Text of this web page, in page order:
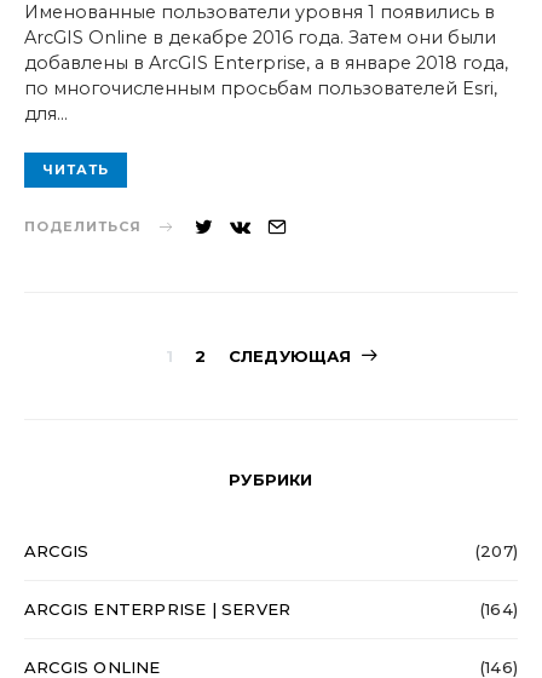
Именованные пользователи уровня 1 появились в
ArcGIS Online в декабре 2016 года. Затем они были
добавлены в ArcGIS Enterprise, а в январе 2018 года,
по многочисленным просьбам пользователей Esri,
для…
ЧИТАТЬ
ПОДЕЛИТЬСЯ
Навигация
1 2 СЛЕДУЮЩАЯ
РУБРИКИ
ARCGIS (207)
ARCGIS ENTERPRISE | SERVER (164)
ARCGIS ONLINE (146)